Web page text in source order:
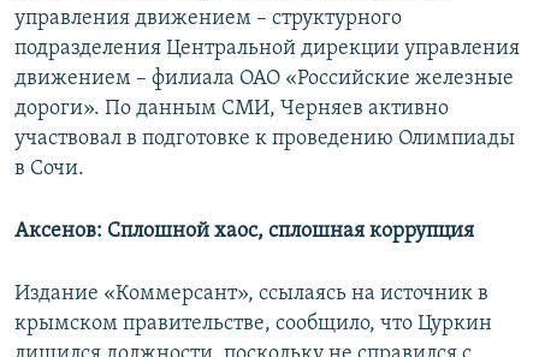
управления движением – структурного
подразделения Центральной дирекции управления
движением – филиала ОАО «Российские железные
дороги». По данным СМИ, Черняев активно
участвовал в подготовке к проведению Олимпиады
в Сочи.
Аксенов: Сплошной хаос, сплошная коррупция
Издание «Коммерсант», ссылаясь на источник в
крымском правительстве, сообщило, что Цуркин